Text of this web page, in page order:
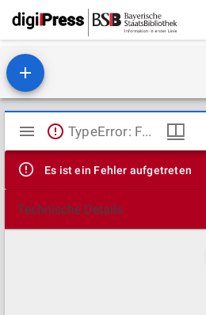
Mirador
Viewer
TypeError: Failed to fetch
Es ist ein Fehler aufgetreten
Technische Details